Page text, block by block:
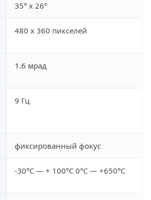
35° x 26°
480 x 360 пикселей
1.6 мрад
9 Гц
фиксированный фокус
-30°C — + 100°C 0°C — +650°C